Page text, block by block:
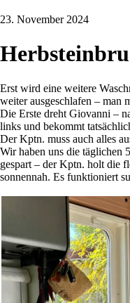
23. November 2024
Erst wird eine weitere
weiter ausgeschlafen – man
Die Erste dreht Giovanni –
links und bekommt
Der Kptn. muss auch alles
Wir haben uns die täglichen
gespart – der Kptn. holt die
sonnennah. Es funktioniert